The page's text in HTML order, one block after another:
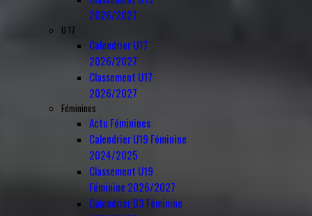
2026/2027
U 17
Calendrier U17
2026/2027
Classement U17
2026/2027
Féminines
Actu Féminines
Calendrier U19 Féminine
2024/2025
Classement U19
Féminine 2026/2027
Calendrier D3 Féminine